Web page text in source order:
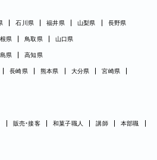
石川県 福井県 山梨県 長野県
県 鳥取県 山口県
県 高知県
長崎県 熊本県 大分県
宮崎県
販売・接客 和菓子職人 講師
本部職